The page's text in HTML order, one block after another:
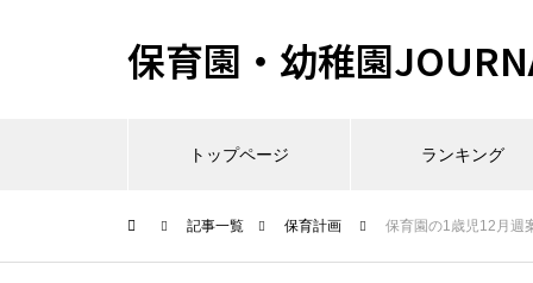
保育園・幼稚園
トップページ ランキング
記事一覧 保育計画 保育園の1歳児12月週